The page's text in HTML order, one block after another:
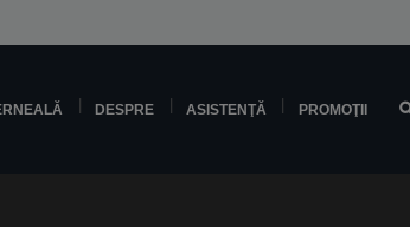
DESPRE ASISTENŢĂ PROMOŢII